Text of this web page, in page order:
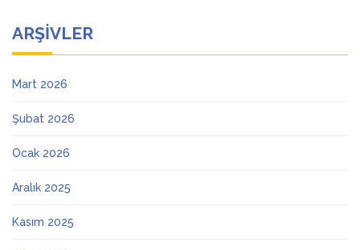
ARŞIVLER
Mart 2026
Şubat 2026
Ocak 2026
Aralık 2025
Kasım 2025